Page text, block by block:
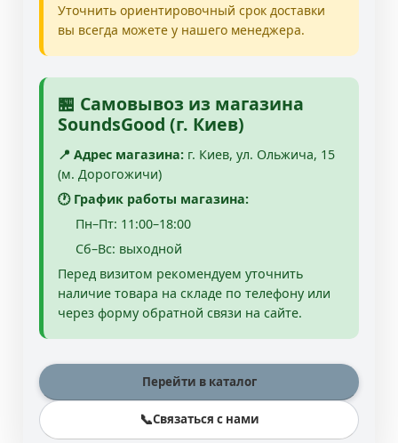
Уточнить ориентировочный срок доставки
вы всегда можете у нашего менеджера.
🏪 Самовывоз из магазина
SoundsGood (г. Киев)
📍 Адрес магазина: г. Киев, ул. Ольжича, 15
(м. Дорогожичи)
🕐 График работы магазина:
Пн–Пт: 11:00–18:00
Сб–Вс: выходной
Перед визитом рекомендуем уточнить
наличие товара на складе по телефону или
через форму обратной связи на сайте.
Перейти в каталог
📞Связаться с нами